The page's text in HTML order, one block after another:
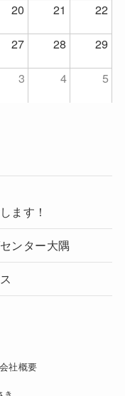
20 21
22
27 28
29
3 4 5
ます！
ンター大隅
会社概要